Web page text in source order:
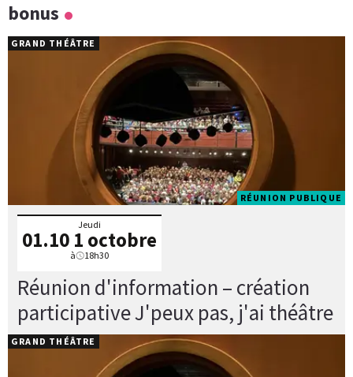
bonus
Réunion d'information – création
participative J'peux pas, j'ai théâtre
Jeudi
01.10 1 octobre
à 18h30
GRAND THÉÂTRE
RÉUNION PUBLIQUE
GRAND THÉÂTRE